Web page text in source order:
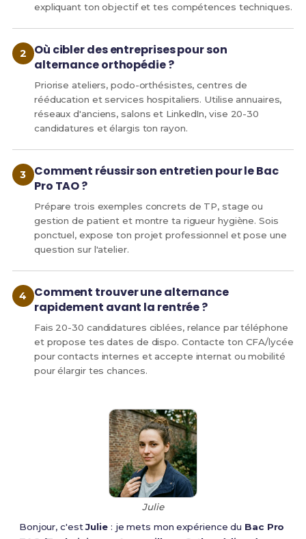
expliquant ton objectif et tes compétences techniques.
Où cibler des entreprises pour son
alternance orthopédie ?
Priorise ateliers, podo-orthésistes, centres de
rééducation et services hospitaliers. Utilise annuaires,
réseaux d'anciens, salons et LinkedIn, vise 20-30
candidatures et élargis ton rayon.
Comment réussir son entretien pour le Bac
Pro TAO ?
Prépare trois exemples concrets de TP, stage ou
gestion de patient et montre ta rigueur hygiène. Sois
ponctuel, expose ton projet professionnel et pose une
question sur l'atelier.
Comment trouver une alternance
rapidement avant la rentrée ?
Fais 20-30 candidatures ciblées, relance par téléphone
et propose tes dates de dispo. Contacte ton CFA/lycée
pour contacts internes et accepte internat ou mobilité
pour élargir tes chances.
Julie
Bonjour, c'estJulie: je mets mon expérience du Bac Pro